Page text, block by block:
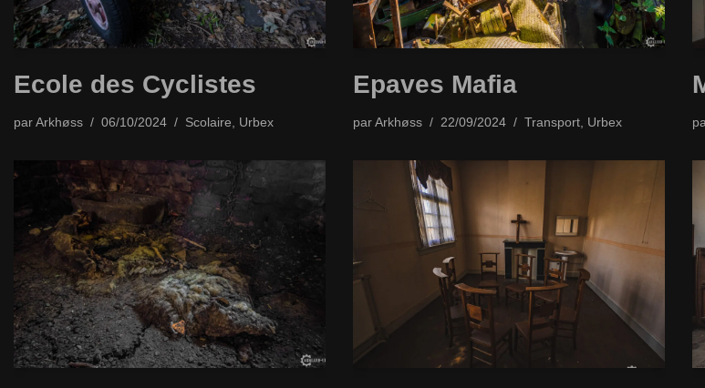
Ecole des Cyclistes
parArkhøss 06/10/2024 Scolaire Urbex
Epaves Mafia
parArkhøss 22/09/2024 Transport, Urbex